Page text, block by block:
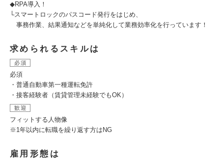
◆RPA導入！
└スマートロックのパスコード発行をはじめ、
事務作業、結果通知などを単純化して業務効率化を行っています！
求められるスキルは
必須
必須
・普通自動車第一種運転免許
・接客経験者（賃貸管理未経験でもOK）
歓迎
フィットする人物像
※1年以内に転職を繰り返す方はNG
雇用形態は